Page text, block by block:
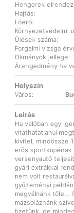
Hengerek
Hajtás:
Lóerő:
Környezetvédelmi
Ülések száma:
Forgalmi vizsga
Okmányok jellege:
Árengedmény ha
Helyszín
Város:
Leírás
Ha valóban egy
vitathatatlanul
kivitel, mindössze
erős sportkupénak
versenyautó
gyári extrákkal
nem volt
gyűjteményi
megválnánk tőle...
mazsoláznánk
fizetünk, de